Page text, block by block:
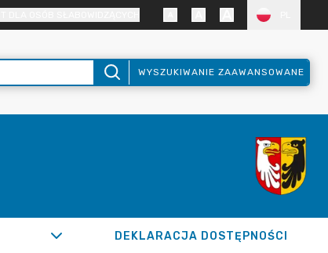
WYSZUKIWANIE ZAAWANSOWANE
DEKLARACJA DOSTĘPNOŚCI